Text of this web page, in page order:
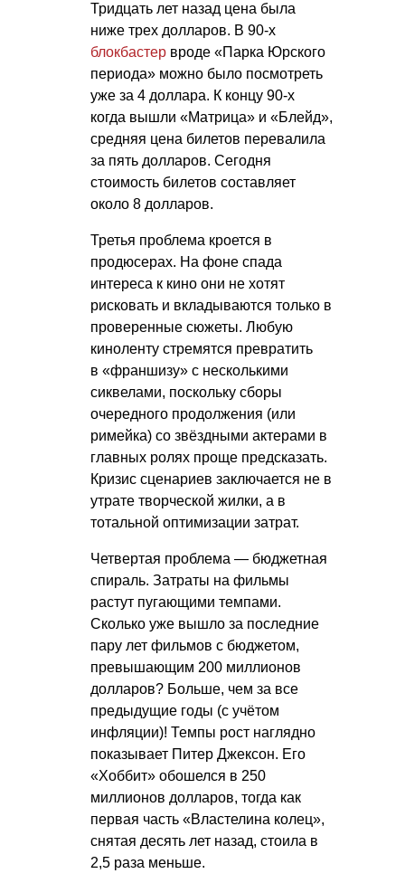
Тридцать лет назад цена была
ниже трех долларов. В 90-х
блокбастер вроде «Парка Юрского
периода» можно было посмотреть
уже за 4 доллара. К концу 90-х
когда вышли «Матрица» и «Блейд»,
средняя цена билетов перевалила
за пять долларов. Сегодня
стоимость билетов составляет
около 8 долларов.
Третья проблема кроется в
продюсерах. На фоне спада
интереса к кино они не хотят
рисковать и вкладываются только в
проверенные сюжеты. Любую
киноленту стремятся превратить
в «франшизу» с несколькими
сиквелами, поскольку сборы
очередного продолжения (или
римейка) со звёздными актерами в
главных ролях проще предсказать.
Кризис сценариев заключается не в
утрате творческой жилки, а в
тотальной оптимизации затрат.
Четвертая проблема — бюджетная
спираль. Затраты на фильмы
растут пугающими темпами.
Сколько уже вышло за последние
пару лет фильмов с бюджетом,
превышающим 200 миллионов
долларов? Больше, чем за все
предыдущие годы (с учётом
инфляции)! Темпы рост наглядно
показывает Питер Джексон. Его
«Хоббит» обошелся в 250
миллионов долларов, тогда как
первая часть «Властелина колец»,
снятая десять лет назад, стоила в
2,5 раза меньше.